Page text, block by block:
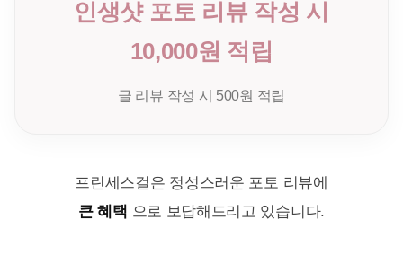
인생샷 포토 리뷰 작성 시
10,000원 적립
글 리뷰 작성 시 500원 적립
프린세스걸은 정성스러운 포토 리뷰에
큰 혜택 으로 보답해드리고 있습니다.